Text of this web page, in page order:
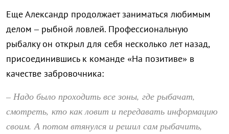
Еще Александр продолжает заниматься любимым
делом – рыбной ловлей. Профессиональную
рыбалку он открыл для себя несколько лет назад,
присоединившись к команде «На позитиве» в
качестве забровочника:
– Надо было проходить все зоны, где рыбачат,
смотреть, кто как ловит и передавать информацию
своим. А потом втянулся и решил сам рыбачить,